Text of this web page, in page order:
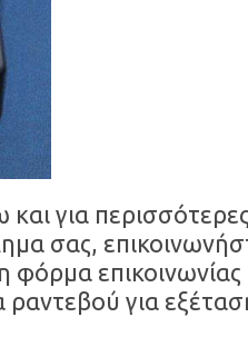
για
σας,
επικοινωνίας
ραντεβού για